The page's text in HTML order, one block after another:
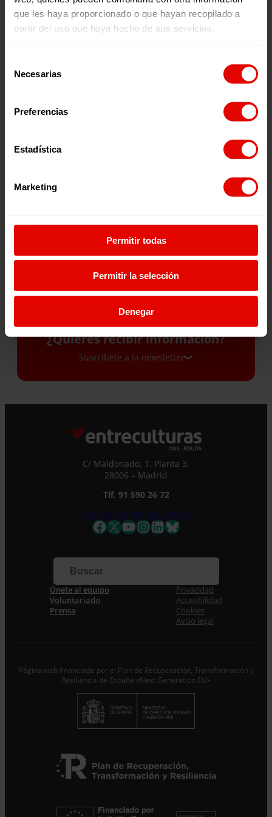
que les haya proporcionado o que hayan recopilado a
partir del uso que haya hecho de sus servicios.
Necesarias
Preferencias
Estadística
Marketing
Permitir todas
Permitir la selección
Denegar
EBBABA HAMEIDA: «A LOS
MEDIOS SOLO NOS PUEDEN
SALVAR LA CALIDAD, LA
PROFUNDIDAD Y LAS
CONTADAS»
“LA ECONOMÍA SOCIAL
INTENTA PONER A LAS
PERSONAS EN EL CENTRO Y
ESTO CONDICIONA TODO LO
DEMÁS»
¿Quieres recibir información?
Suscríbete a la newsletter
Si quieres recibir nuestra newsletter mensual
y los correos puntuales en los que te
ofrecemos información, no dejes de completar
este formulario. Al instante, te daremos de
al tanto de todas las novedades.
Correo electrónico *
Acepto la Política de Privacidad*
Desde ENTRECULTURAS FE Y ALEGRÍA ESPAÑA
Suscribirme
C/ Maldonado, 1. Planta 3.
28006 – Madrid
Tlf. 91 590 26 72
noticias@entreculturas.org
Facebook
X YouTube
Instagram
LinkedIn
Bluesky
Únete al equipo
Voluntariado
Prensa
Privacidad
Accesibilidad
Cookies
Aviso legal
Página web financiada por el Plan de Recuperación, Transformación y
Resiliencia de España «Next Generation EU»